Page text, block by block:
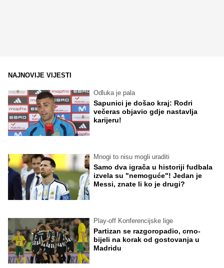
NAJNOVIJE VIJESTI
Odluka je pala
Sapunici je došao kraj: Rodri
večeras objavio gdje nastavlja
karijeru!
Mnogi to nisu mogli uraditi
Samo dva igrača u historiji fudbala
izvela su "nemoguće"! Jedan je
Messi, znate li ko je drugi?
Play-off Konferencijske lige
Partizan se razgoropadio, crno-
bijeli na korak od gostovanja u
Madridu